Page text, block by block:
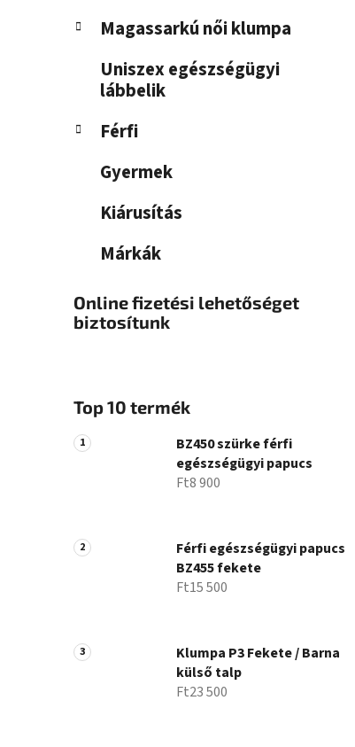
Magassarkú női klumpa
Uniszex egészségügyi
lábbelik
Férfi
Gyermek
Kiárusítás
Márkák
Online fizetési lehetőséget
biztosítunk
Top 10 termék
BZ450 szürke férfi
egészségügyi papucs
Ft8 900
Férfi egészségügyi papucs
BZ455 fekete
Ft15 500
Klumpa P3 Fekete / Barna
külső talp
Ft23 500